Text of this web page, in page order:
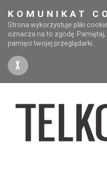
KOMUNIKAT
Strona wykorzystuje pliki
oznacza na to zgodę.
pamięci twojej przeglądarki.
X